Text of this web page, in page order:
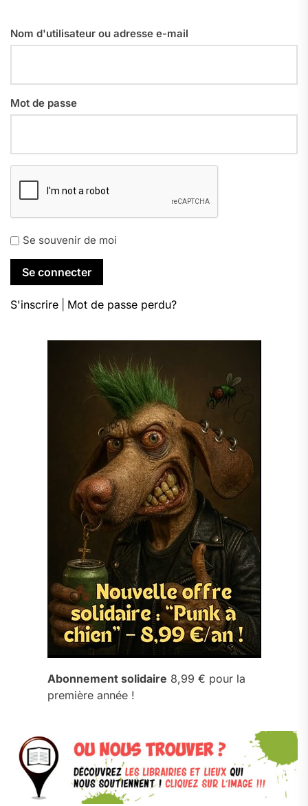
Nom d'utilisateur ou adresse e-mail
Mot de passe
Se souvenir de moi
S'inscrire Mot de passe perdu?
Abonnement solidaire 8,99 € pour la
première année !